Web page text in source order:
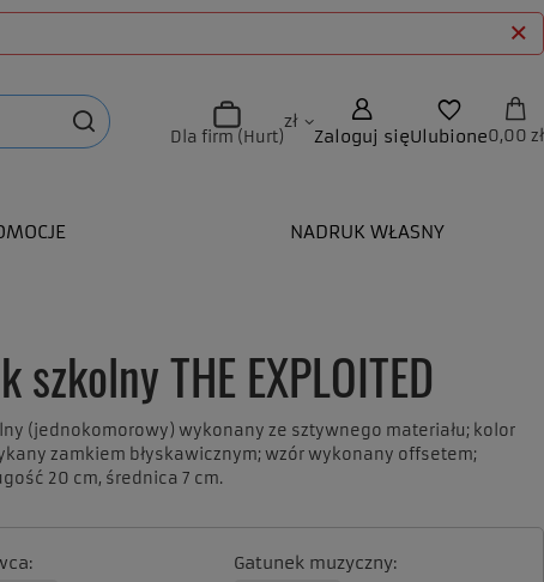
Dla firm (Hurt)
zł
Zaloguj sięUlubione0,00 zł
NADRUK WŁASNY
szkolny THE EXPLOITED
(jednokomorowy) wykonany ze sztywnego materiału; kolor
zamkiem błyskawicznym; wzór wykonany offsetem;
20 cm, średnica 7 cm.
Gatunek muzyczny